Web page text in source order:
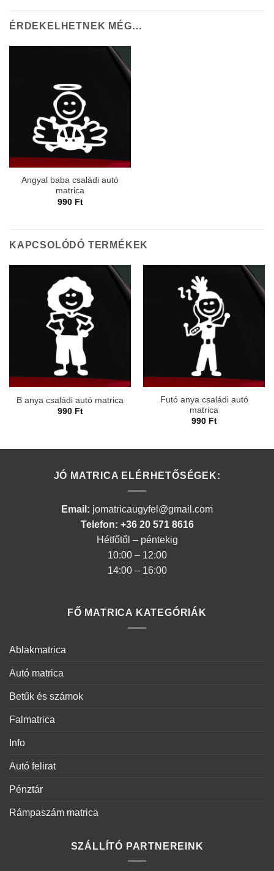
ÉRDEKELHETNEK MÉG…
Angyal baba családi autó
matrica
990 Ft
KAPCSOLÓDÓ TERMÉKEK
B anya családi autó matrica
990 Ft
Futó anya családi autó
matrica
990 Ft
JÓ MATRICA ELÉRHETŐSÉGEK:
Email: jomatricaugyfel@gmail.com
Telefon: +36 20 571 8616
Hétfőtől – péntekig
10:00 – 12:00
14:00 – 16:00
FŐ MATRICA KATEGÓRIÁK
Ablakmatrica
Autó matrica
Betűk és számok
Falmatrica
Info
Autó felirat
Pénztár
Rámpaszám matrica
SZÁLLÍTÓ PARTNEREINK